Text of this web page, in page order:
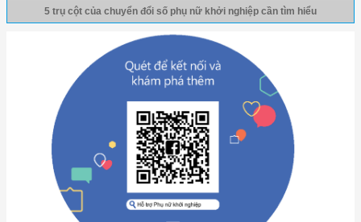
5 trụ cột của chuyển đổi số phụ nữ khởi nghiệp cần tìm hiểu